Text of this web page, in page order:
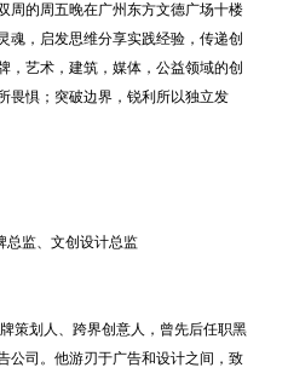
周的周五晚在广州东方文德广场十楼
魂，启发思维分享实践经验，传递创
，艺术，建筑，媒体，公益领域的创
畏惧；突破边界，锐利所以独立发
总监、文创设计总监
策划人、跨界创意人，曾先后任职黑
公司。他游刃于广告和设计之间，致